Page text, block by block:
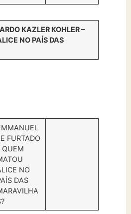
KAZLER KOHLER –
NO PAÍS DAS
FURTADO
QUEM
NO
DAS